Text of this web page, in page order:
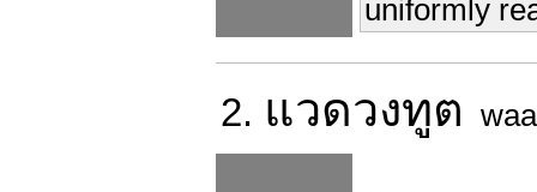
uniformly
2. แวดวงทูต